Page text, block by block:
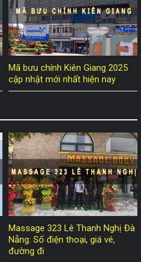
Mã bưu chính Kiên Giang 2025
cập nhật mới nhất hiện nay
Massage 323 Lê Thanh Nghị Đà
Nẵng: Số điện thoại, giá vé,
đường đi